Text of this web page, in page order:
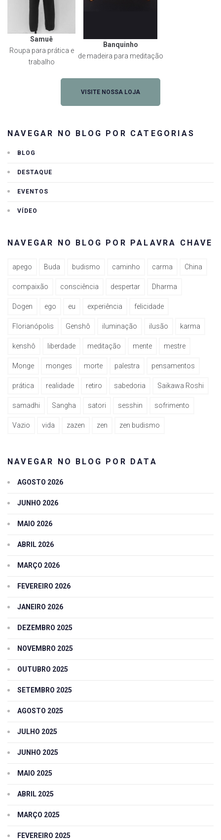
Samuê
Roupa para prática e
trabalho
Banquinho
de madeira para meditação
VISITE NOSSA LOJA
NAVEGAR NO BLOG POR CATEGORIAS
BLOG
DESTAQUE
EVENTOS
VÍDEO
NAVEGAR NO BLOG POR PALAVRA CHAVE
apego Buda budismo caminho carma China
compaixão consciência despertar Dharma
Dogen ego eu experiência felicidade
Florianópolis Genshô iluminação ilusão karma
kenshô liberdade meditação mente mestre
Monge monges morte palestra pensamentos
prática realidade retiro sabedoria Saikawa Roshi
samadhi Sangha satori sesshin sofrimento
Vazio vida zazen zen zen budismo
NAVEGAR NO BLOG POR DATA
AGOSTO 2026
JUNHO 2026
MAIO 2026
ABRIL 2026
MARÇO 2026
FEVEREIRO 2026
JANEIRO 2026
DEZEMBRO 2025
NOVEMBRO 2025
OUTUBRO 2025
SETEMBRO 2025
AGOSTO 2025
JULHO 2025
JUNHO 2025
MAIO 2025
ABRIL 2025
MARÇO 2025
FEVEREIRO 2025